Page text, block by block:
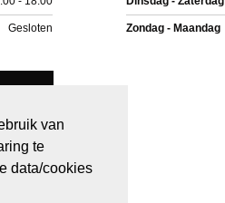
van
te
data/cookies
Gesloten
en
Zondag - Maandag